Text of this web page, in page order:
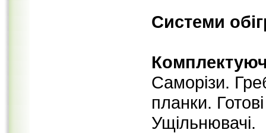
Системи
Саморізи.
планки.
Ущільнювачі.